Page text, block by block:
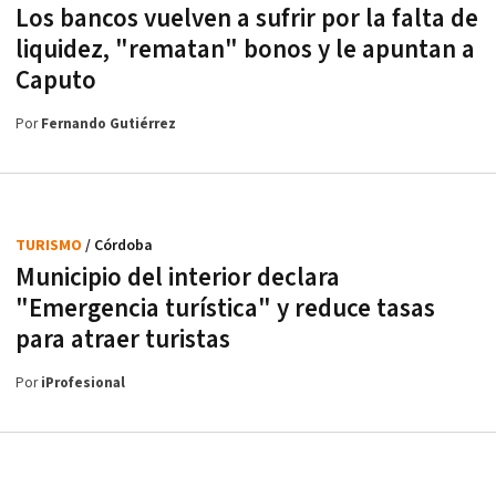
Los bancos vuelven a sufrir por la falta de
liquidez, "rematan" bonos y le apuntan a
Caputo
PorFernando Gutiérrez
Municipio del interior declara
"Emergencia turística" y reduce tasas
para atraer turistas
TURISMO / Córdoba
PoriProfesional